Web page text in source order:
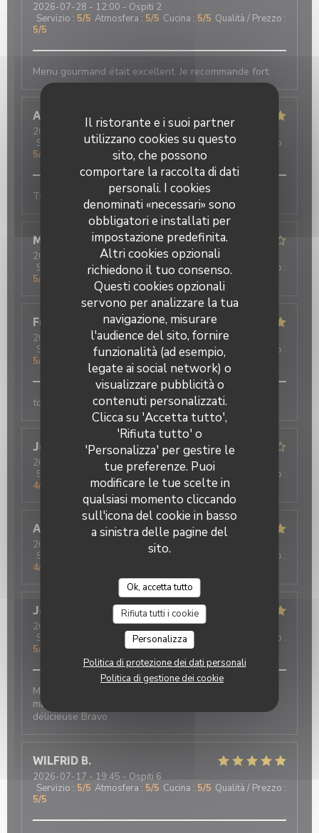
Il ristorante e i suoi partner
utilizzano cookies su questo
sito, che possono
comportare la raccolta di dati
personali. I cookies
denominati «necessari» sono
obbligatori e installati per
impostazione predefinita.
Altri cookies opzionali
richiedono il tuo consenso.
Questi cookies opzionali
servono per analizzare la tua
navigazione, misurare
l'audience del sito, fornire
funzionalità (ad esempio,
legate ai social network) o
visualizzare pubblicità o
contenuti personalizzati.
Clicca su 'Accetta tutto',
'Rifiuta tutto' o
'Personalizza' per gestire le
tue preferenze. Puoi
modificare le tue scelte in
qualsiasi momento cliccando
sull'icona del cookie in basso
a sinistra delle pagine del
sito.
Ok, accetta tutto
Rifiuta tutti i cookie
Personalizza
Politica di protezione dei dati personali
Politica di gestione dei cookie
2026-07-28 - 12:00 - Ospiti 2
Servizio : 5/5 Atmosfera : 5/5 Cucina : 5/5 Qualità / Prezzo :
5/5
Menu gourmand était excellent. Je recommande fort.
Anne
2026-07-26
- 12:45 - Ospiti 4
Servizio
/5 Atmosfera :5/5 Cucina: 5/5 Qualità / Prezzo :
5/5
Très bonne cuisine, service agréable
Marie-Paule L
2026-07-25
- 12:45 - Ospiti 3
Servizio
/5 Atmosfera: 5 /5 Cucina: 5/5 Qualità / Prezzo :
5/5
Françoise
2026-07-24
- 20:00 - Ospiti 4
Servizio
Atmosfera: 4/5 Cucina: 5/5 Qualità / Prezzo :
5/5
tous
Jean-Pierre D
2026-07-23
- 12:00 - Ospiti 2
Servizio
Atmosfera :4/5 Cucina : 5/5 Qualità / Prezzo :
4/5
A
2026-07-23
- 19:30 - Ospiti 12
Servizio
4/5 Cucina Qualità / Prezzo :
4/5
Jean Paul
2026-07-17
- 19:45 - Ospiti 2
Servizio
Atmosfera:5/5 Cucina Qualità / Prezzo :
5/5
Manger dans ce restaurant est toujours un moment
magique :très bon accueil,vue sur la mer et cuisine
délicieuse Bravo
WILFRID B
2026-07-17 - 19:45 - Ospiti 6
Servizio : 5/5 Atmosfera : 5/5 Cucina : 5/5 Qualità / Prezzo :
5/5
Oh ! MOUETTES